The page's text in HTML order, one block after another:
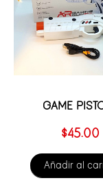
GAME
$45.00
Añadir al